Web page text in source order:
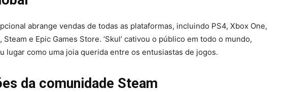
abrange vendas de todas as plataformas, incluindo PS4, Xbox One,
e Epic Games Store. ‘Skul’ cativou o público em todo o mundo,
lugar como uma joia querida entre os entusiastas de jogos.
da comunidade Steam